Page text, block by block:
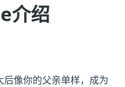
介绍
像你的父亲单样，成为